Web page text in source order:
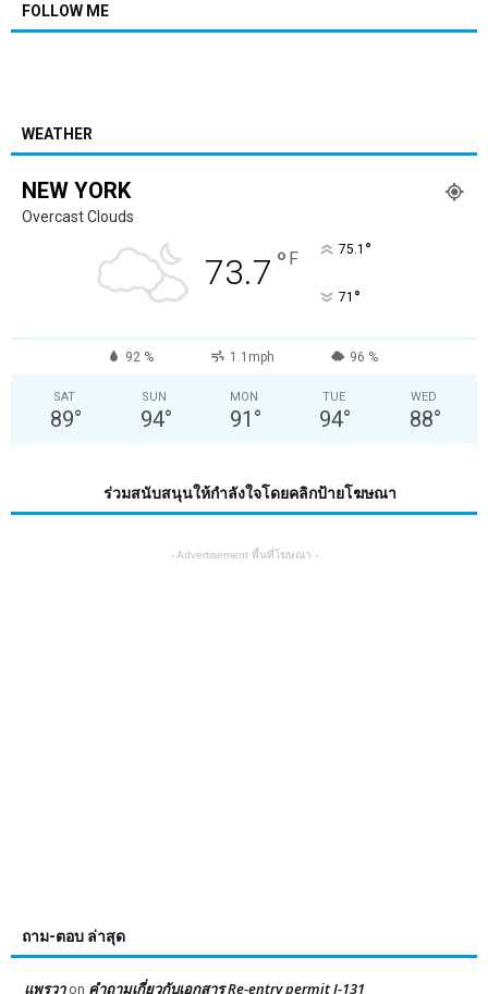
FOLLOW ME
WEATHER
NEW YORK
Overcast Clouds
73.7 ° F 75.1 °
71 °
92 % 1.1mph 96 %
SAT
89°
SUN
94°
MON
91 °
TUE
94°
WED
88°
ร่วมสนับสนุนให้กำลังใจโดยคลิกป้ายโฆษณา
- Advertisement พื้นที่โฆษณา -
ถาม-ตอบ ล่าสุด
แพรวาon คำถามเกี่ยวกับเอกสาร Re-entry permit I-131